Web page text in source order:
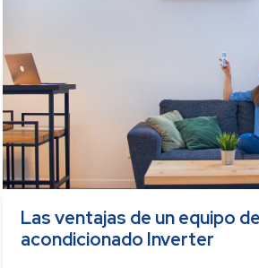
Las ventajas de un equipo
acondicionado Inverter